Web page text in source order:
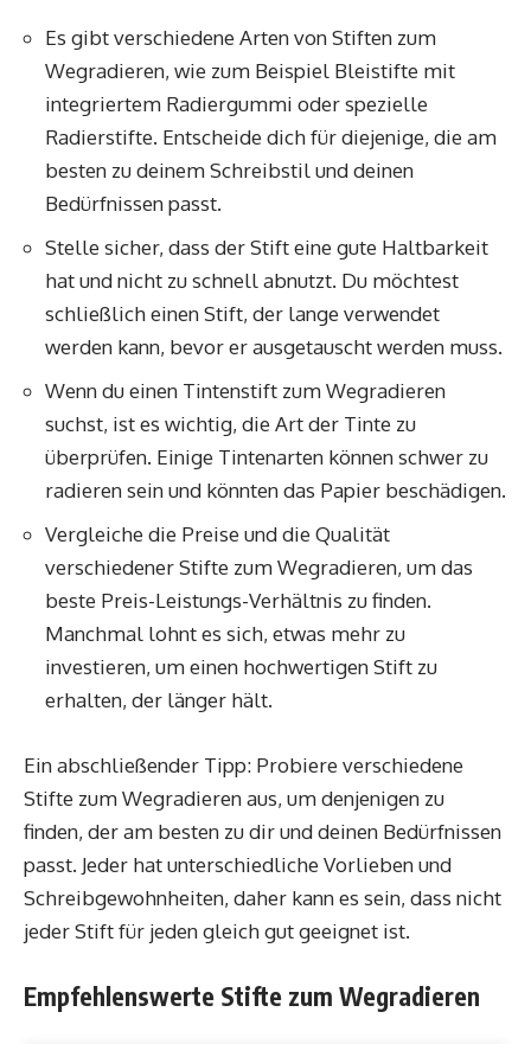
Es gibt verschiedene Arten von Stiften zum
Wegradieren, wie zum Beispiel Bleistifte mit
integriertem Radiergummi oder spezielle
Radierstifte. Entscheide dich für diejenige, die am
besten zu deinem Schreibstil und deinen
Bedürfnissen passt.
Stelle sicher, dass der Stift eine gute Haltbarkeit
hat und nicht zu schnell abnutzt. Du möchtest
schließlich einen Stift, der lange verwendet
werden kann, bevor er ausgetauscht werden muss.
Wenn du einen Tintenstift zum Wegradieren
suchst, ist es wichtig, die Art der Tinte zu
überprüfen. Einige Tintenarten können schwer zu
radieren sein und könnten das Papier beschädigen.
Vergleiche die Preise und die Qualität
verschiedener Stifte zum Wegradieren, um das
beste Preis-Leistungs-Verhältnis zu finden.
Manchmal lohnt es sich, etwas mehr zu
investieren, um einen hochwertigen Stift zu
erhalten, der länger hält.
Ein abschließender Tipp: Probiere verschiedene
Stifte zum Wegradieren aus, um denjenigen zu
finden, der am besten zu dir und deinen Bedürfnissen
passt. Jeder hat unterschiedliche Vorlieben und
Schreibgewohnheiten, daher kann es sein, dass nicht
jeder Stift für jeden gleich gut geeignet ist.
Empfehlenswerte Stifte zum Wegradieren